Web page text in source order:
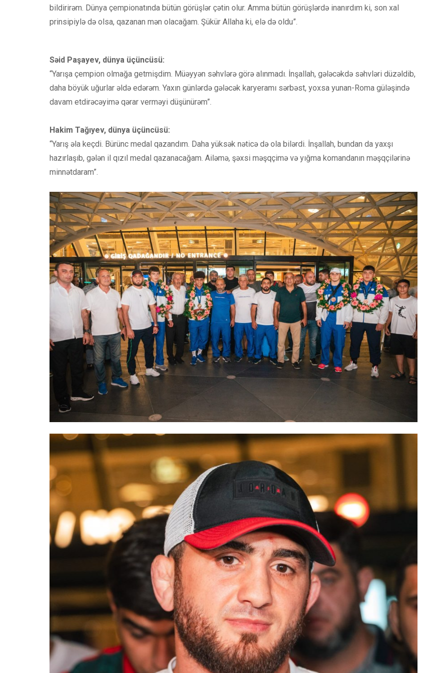
bildirirəm. Dünya çempionatında bütün görüşlər çətin olur. Amma bütün görüşlərdə inanırdım ki, son xal
prinsipiylə də olsa, qazanan mən olacağam. Şükür Allaha ki, elə də oldu”.
Səid Paşayev, dünya üçüncüsü:
“Yarışa çempion olmağa getmişdim. Müəyyən səhvlərə görə alınmadı. İnşallah, gələcəkdə səhvləri düzəldib,
daha böyük uğurlar əldə edərəm. Yaxın günlərdə gələcək karyeramı sərbəst, yoxsa yunan-Roma güləşində
davam etdirəcəyimə qərar verməyi düşünürəm”.
Hakim Tağıyev, dünya üçüncüsü:
“Yarış əla keçdi. Bürünc medal qazandım. Daha yüksək nəticə də ola bilərdi. İnşallah, bundan da yaxşı
hazırlaşıb, gələn il qızıl medal qazanacağam. Ailəmə, şəxsi məşqçimə və yığma komandanın məşqçilərinə
minnətdaram”.